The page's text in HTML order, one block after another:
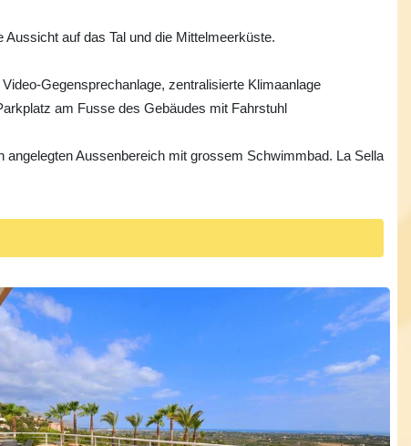
auf das Tal und die Mittelmeerküste.
Gegensprechanlage, zentralisierte Klimaanlage
am Fusse des Gebäudes mit Fahrstuhl
Aussenbereich mit grossem Schwimmbad. La Sella